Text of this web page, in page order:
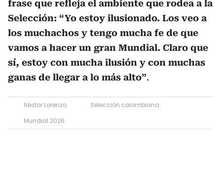
frase que refleja el ambiente que rodea a la
Selección: “Yo estoy ilusionado. Los veo a
los muchachos y tengo mucha fe de que
vamos a hacer un gran Mundial. Claro que
sí, estoy con mucha ilusión y con muchas
ganas de llegar a lo más alto”.
Néstor Lorenzo
Selección colombiana
Mundial 2026